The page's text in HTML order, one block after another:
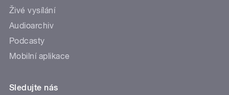
Živé vysílání
Audioarchiv
Podcasty
Mobilní aplikace
Sledujte nás